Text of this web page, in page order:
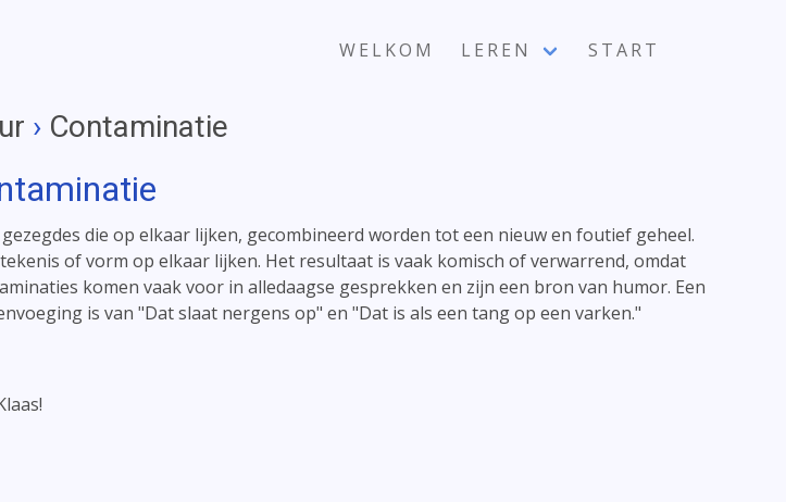
WELKOM LEREN START
› Contaminatie
die op elkaar lijken, gecombineerd worden tot een nieuw en foutief geheel.
of vorm op elkaar lijken. Het resultaat is vaak komisch of verwarrend, omdat
komen vaak voor in alledaagse gesprekken en zijn een bron van humor. Een
is van "Dat slaat nergens op" en "Dat is als een tang op een varken."